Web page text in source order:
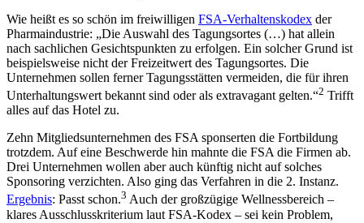
Wie heißt es so schön im freiwilligen FSA-Verhaltenskodex der
Pharma­industrie: „Die Auswahl des Tagungsortes (…) hat allein
nach sachlichen Gesichtspunkten zu erfolgen. Ein solcher Grund ist
beispielsweise nicht der Freizeitwert des Tagungsortes. Die
Unternehmen sollen ferner Tagungsstätten vermeiden, die für ihren
Unterhaltungswert bekannt sind oder als extravagant gelten.“2 Trifft
alles auf das Hotel zu.
Zehn Mitgliedsunternehmen des FSA sponserten die Fortbildung
trotzdem. Auf eine Beschwerde hin mahnte die FSA die Firmen ab.
Drei Unternehmen wollen aber auch künftig nicht auf solches
Sponsoring verzichten. Also ging das Verfahren in die 2. Instanz.
Ergebnis: Passt schon.3 Auch der großzügige Wellnessbereich –
klares Ausschlusskriterium laut FSA-Kodex – sei kein Problem,